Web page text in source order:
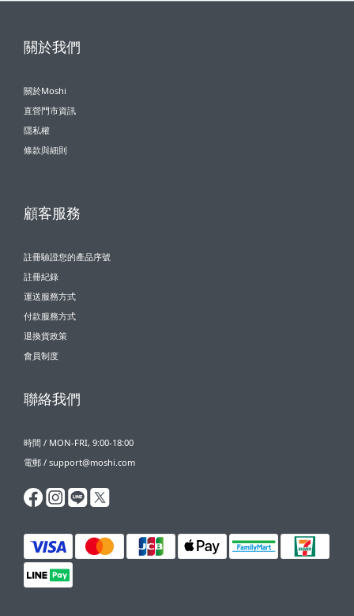
關於我們
關於Moshi
直營門市資訊
隱私權
條款與細則
顧客服務
註冊驗證您的產品序號
註冊紀錄
運送服務方式
付款服務方式
退換貨政策
會員制度
聯絡我們
時間 / MON-FRI, 9:00-18:00
電郵 / support@moshi.com